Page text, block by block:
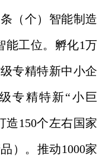
（个）智能制造
能工位。孵化1万
专精特新中小企
专精特新“小巨
造150个左右国家
）。推动1000家